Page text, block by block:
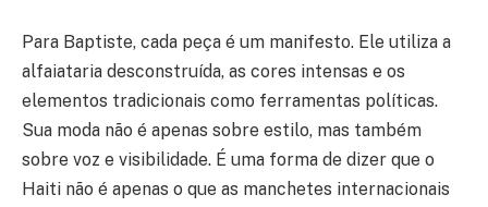
Para Baptiste, cada peça é um manifesto. Ele utiliza a
alfaiataria desconstruída, as cores intensas e os
elementos tradicionais como ferramentas políticas.
Sua moda não é apenas sobre estilo, mas também
sobre voz e visibilidade. É uma forma de dizer que o
Haiti não é apenas o que as manchetes internacionais